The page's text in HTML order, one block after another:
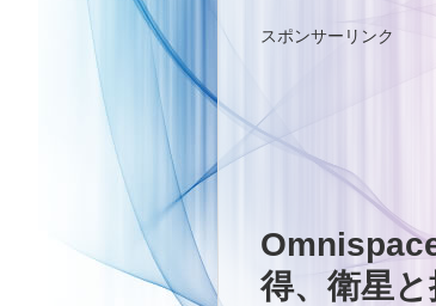
スポンサーリンク
得、衛星